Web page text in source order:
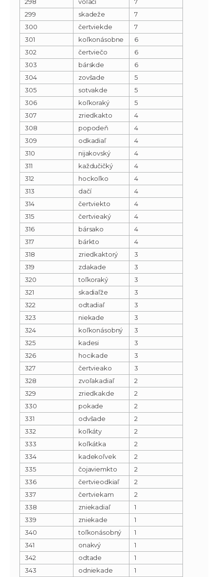
299
skadeže
7
300
čertviekde
7
301
koľkonásobne
6
302
čertviečo
6
303
bárskde
6
304
zovšade
5
305
sotvakde
5
306
koľkoraký
5
307
zriedkakto
4
308
popodeň
4
309
odkadiaľ
4
310
nijakovský
4
311
každučičký
4
312
hockoľko
4
313
dačí
4
314
čertviekto
4
315
čertvieaký
4
316
bársako
4
317
bárkto
4
318
zriedkaktorý
3
319
zdakade
3
320
toľkoraký
3
321
skadiaľže
3
322
odtadiaľ
3
323
niekade
3
324
koľkonásobný
3
325
kadesi
3
326
hocikade
3
327
čertvieako
3
328
zvoľakadiaľ
2
329
zriedkakde
2
330
pokade
2
331
odvšade
2
332
koľkáty
2
333
koľkátka
2
334
kadekoľvek
2
335
čojaviemkto
2
336
čertvieodkiaľ
2
337
čertviekam
2
338
zniekadiaľ
1
339
zniekade
1
340
toľkonásobný
1
341
onakvý
1
342
odtade
1
343
odniekade
1